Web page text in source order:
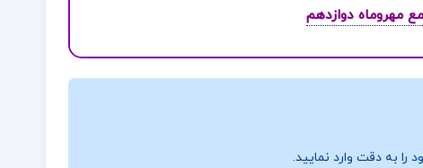
به دقت وارد نمایید.